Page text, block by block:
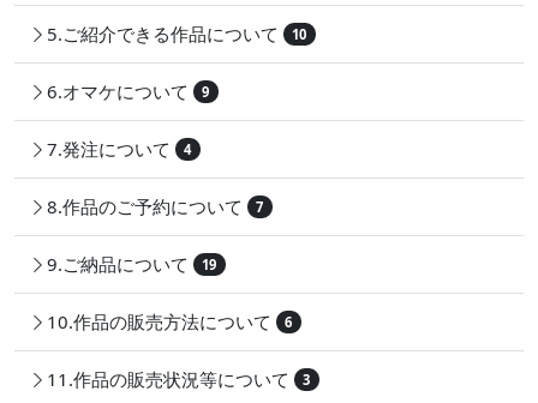
5.ご紹介できる作品について 10
6.オマケについて 9
7.発注について 4
8.作品のご予約について 7
9.ご納品について 19
10.作品の販売方法について 6
11.作品の販売状況等について 3